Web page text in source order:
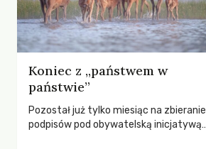
Koniec z „państwem w
państwie”
Pozostał już tylko miesiąc na zbieranie
podpisów pod obywatelską inicjatywą